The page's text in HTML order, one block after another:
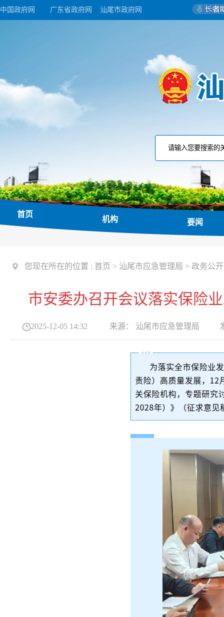
中国政府网 广东省政府网 汕尾市政府网
首页
机构 要闻
您现在所在的位置 : 首页 > 汕尾市应急管理局 > 政务公开
市安委办召开会议落实保险
2025-12-05 14:32 来源： 汕尾市应急管理局 发